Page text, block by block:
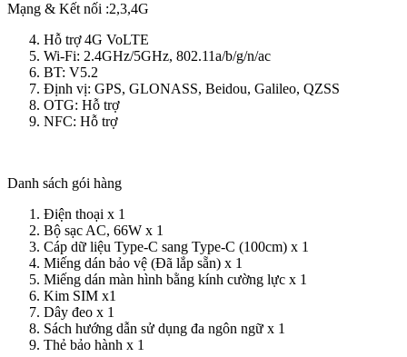
Mạng & Kết nối :2,3,4G
Hỗ trợ 4G VoLTE
Wi-Fi: 2.4GHz/5GHz, 802.11a/b/g/n/ac
BT: V5.2
Định vị: GPS, GLONASS, Beidou, Galileo, QZSS
OTG: Hỗ trợ
NFC: Hỗ trợ
Danh sách gói hàng
Điện thoại x 1
Bộ sạc AC, 66W x 1
Cáp dữ liệu Type-C sang Type-C (100cm) x 1
Miếng dán bảo vệ (Đã lắp sẵn) x 1
Miếng dán màn hình bằng kính cường lực x 1
Kim SIM x1
Dây đeo x 1
Sách hướng dẫn sử dụng đa ngôn ngữ x 1
Thẻ bảo hành x 1